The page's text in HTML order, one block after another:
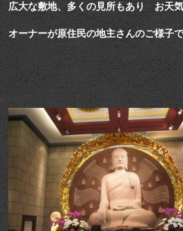
広大な敷地、多くの見所もあり お天気
オーナーが原住民の地主さんのご様子で